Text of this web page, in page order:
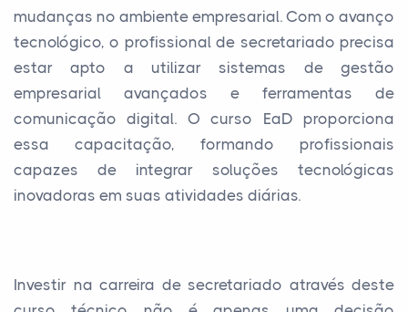
mudanças no ambiente empresarial. Com o avanço
tecnológico, o profissional de secretariado precisa
estar apto a utilizar sistemas de gestão
empresarial avançados e ferramentas de
comunicação digital. O curso EaD proporciona
essa capacitação, formando profissionais
capazes de integrar soluções tecnológicas
inovadoras em suas atividades diárias.
Investir na carreira de secretariado através deste